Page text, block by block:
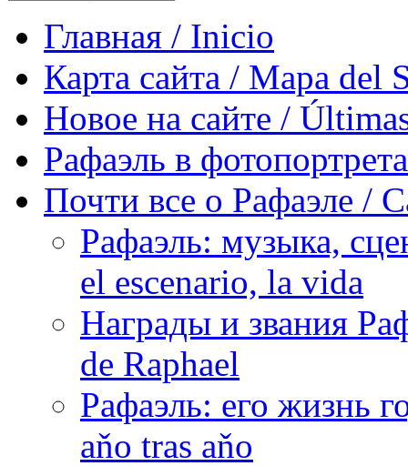
Главная / Inicio
Карта сайта / Mapa del
Новое на сайте /
Рафаэль в
Почти все о Рафаэле /
Рафаэль: музыка,
el escenario, la vida
Награды и звания
de Raphael
Рафаэль: его жизнь
aňo tras aňo